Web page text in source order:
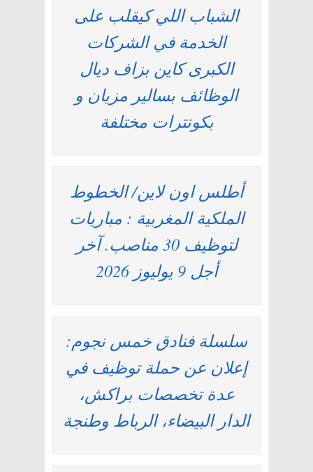
الشباب اللي كيقلب على
الخدمة في الشركات
الكبرى كاين بزاف ديال
الوظائف بسالير مزيان و
بكونترات مختلفة
أطلس اون لاين/ الخطوط
الملكية المغربية : مباريات
لتوظيف 30 مناصب. آخر
أجل 9 يوليوز 2026
سلسلة فنادق خمس نجوم:
إعلان عن حملة توظيف في
عدة تخصصات براكش،
الدار البيضاء، الرباط وطنجة